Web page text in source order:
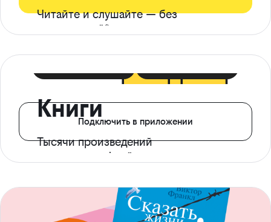
Читайте и слушайте — без
ограничений*
Книги
Тысячи произведений
с доступом офлайн
Подключить в приложении